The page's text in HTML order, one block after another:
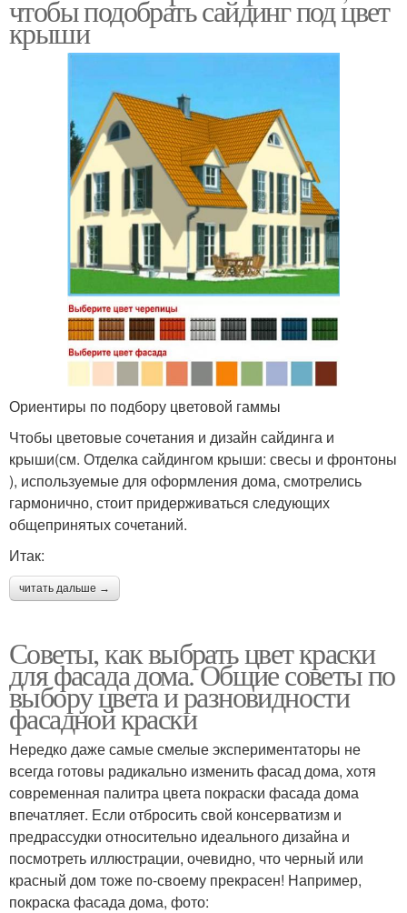
чтобы подобрать сайдинг под цвет
крыши
Ориентиры по подбору цветовой гаммы
Чтобы цветовые сочетания и дизайн сайдинга и
крыши(см. Отделка сайдингом крыши: свесы и фронтоны
), используемые для оформления дома, смотрелись
гармонично, стоит придерживаться следующих
общепринятых сочетаний.
Итак:
читать дальше →
Советы, как выбрать цвет краски
для фасада дома. Общие советы по
выбору цвета и разновидности
фасадной краски
Нередко даже самые смелые экспериментаторы не
всегда готовы радикально изменить фасад дома, хотя
современная палитра цвета покраски фасада дома
впечатляет. Если отбросить свой консерватизм и
предрассудки относительно идеального дизайна и
посмотреть иллюстрации, очевидно, что черный или
красный дом тоже по-своему прекрасен! Например,
покраска фасада дома, фото: